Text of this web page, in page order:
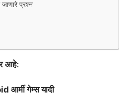
जाणारे प्रश्न
आहे:
आर्मी गेम्स यादी